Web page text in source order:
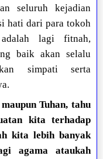
seluruh kejadian
hati dari para tokoh
lagi fitnah,
baik akan selalu
simpati serta
Tuhan, tahu
kita terhadap
kita lebih banyak
agama ataukah